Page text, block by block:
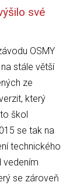
své
OSMY
stále větší
ze
který
škol
se tak na
technického
vedením
se zároveň